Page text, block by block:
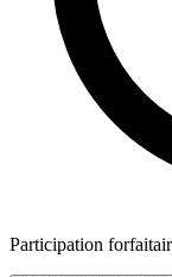
Participation